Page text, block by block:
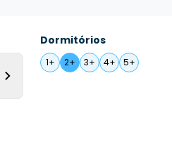
Dormitórios
1+ 2+ 3+ 4+ 5+